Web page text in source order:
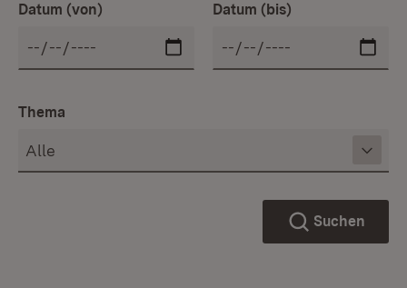
Datum (von) Datum (bis)
Thema
Suchen